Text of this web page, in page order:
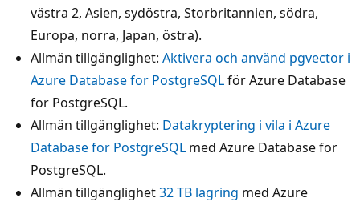
västra 2, Asien, sydöstra, Storbritannien, södra,
Europa, norra, Japan, östra).
Allmän tillgänglighet: Aktivera och använd pgvector i
Azure Database for PostgreSQLför Azure Database
for PostgreSQL.
Allmän tillgänglighet: Datakryptering i vila i Azure
Database for PostgreSQL med Azure Database for
PostgreSQL.
Allmän tillgänglighet32 TB lagring med Azure